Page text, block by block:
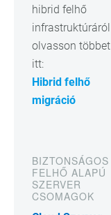
hibrid felhő
infrastruktúráról
olvasson többet
itt:
Hibrid felhő
migráció
BIZTONSÁGOS
FELHŐ ALAPÚ
SZERVER
CSOMAGOK